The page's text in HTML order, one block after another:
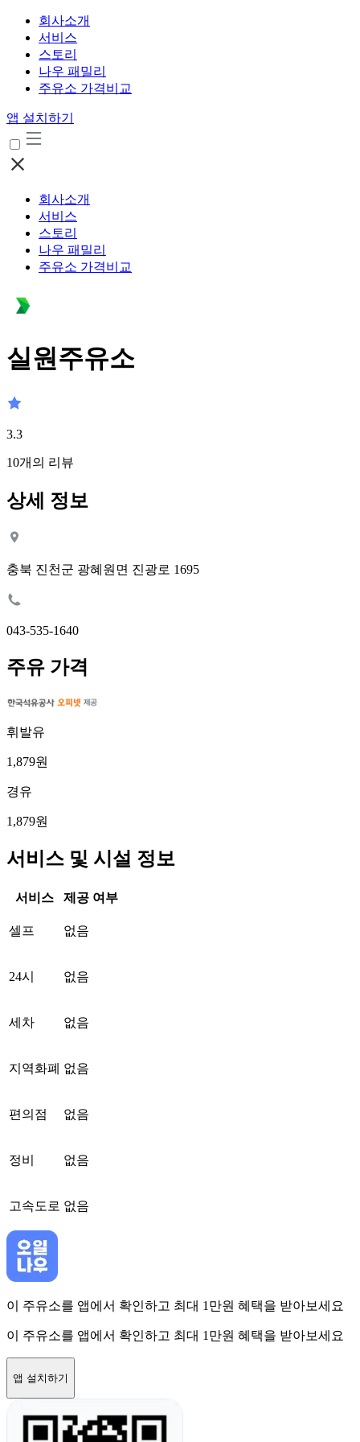
회사소개
서비스
스토리
나우 패밀리
주유소 가격비교
앱 설치하기
회사소개
서비스
스토리
나우 패밀리
주유소 가격비교
실원주유소
3.3
10개의 리뷰
상세 정보
충북 진천군 광혜원면 진광로 1695
043-535-1640
주유 가격
휘발유
1,879원
경유
1,879원
서비스 및 시설 정보
서비스 제공 여부
셀프 없음
24시 없음
세차 없음
지역화폐 없음
편의점 없음
정비 없음
고속도로 없음
이 주유소를 앱에서 확인하고 최대 1만원 혜택을 받아보세요
이 주유소를 앱에서 확인하고 최대 1만원 혜택을 받아보세요
앱 설치하기